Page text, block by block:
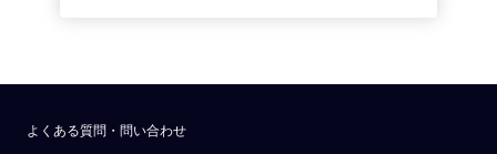
よくある質問・問い合わせ